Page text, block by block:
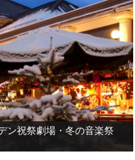
ン祝祭劇場・冬の音楽祭